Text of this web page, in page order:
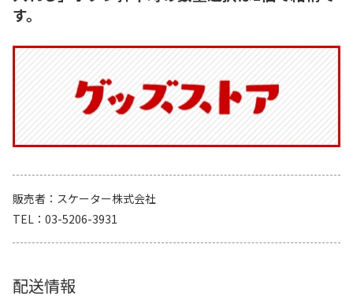
す。
販売者
スケーター株式会社
TEL
03-5206-3931
配送情報